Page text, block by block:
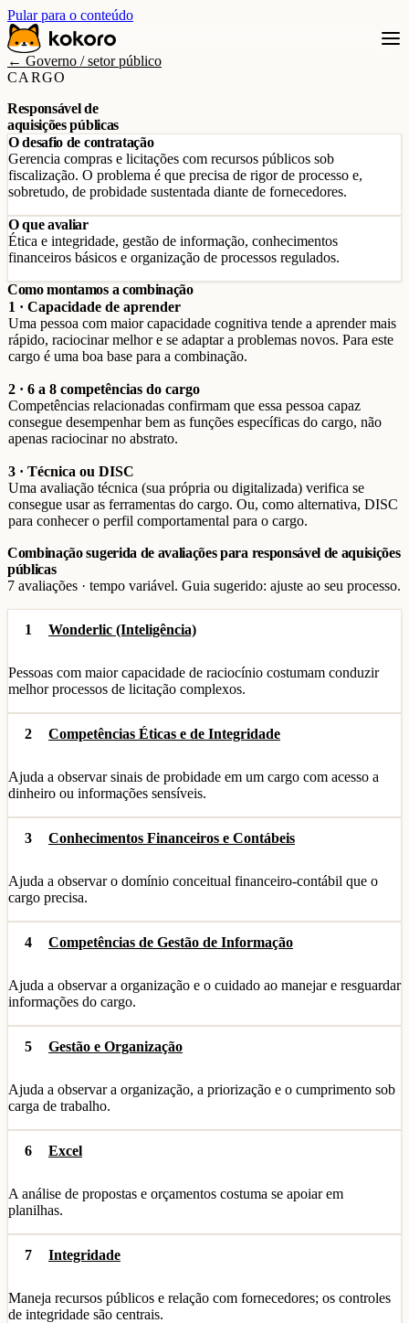
Pular para o conteúdo
← Governo / setor público
CARGO
Responsável de
aquisições públicas
O desafio de contratação
Gerencia compras e licitações com recursos públicos sob
fiscalização. O problema é que precisa de rigor de processo e,
sobretudo, de probidade sustentada diante de fornecedores.
O que avaliar
Ética e integridade, gestão de informação, conhecimentos
financeiros básicos e organização de processos regulados.
Como montamos a combinação
1 · Capacidade de aprender
Uma pessoa com maior capacidade cognitiva tende a aprender mais
rápido, raciocinar melhor e se adaptar a problemas novos. Para este
cargo é uma boa base para a combinação.
2 · 6 a 8 competências do cargo
Competências relacionadas confirmam que essa pessoa capaz
consegue desempenhar bem as funções específicas do cargo, não
apenas raciocinar no abstrato.
3 · Técnica ou DISC
Uma avaliação técnica (sua própria ou digitalizada) verifica se
consegue usar as ferramentas do cargo. Ou, como alternativa, DISC
para conhecer o perfil comportamental para o cargo.
Combinação sugerida de avaliações para responsável de aquisições
públicas
7 avaliações · tempo variável. Guia sugerido: ajuste ao seu processo.
1 Wonderlic (Inteligência)
Pessoas com maior capacidade de raciocínio costumam conduzir
melhor processos de licitação complexos.
2 Competências Éticas e de Integridade
Ajuda a observar sinais de probidade em um cargo com acesso a
dinheiro ou informações sensíveis.
3 Conhecimentos Financeiros e Contábeis
Ajuda a observar o domínio conceitual financeiro-contábil que o
cargo precisa.
4 Competências de Gestão de Informação
Ajuda a observar a organização e o cuidado ao manejar e resguardar
informações do cargo.
5 Gestão e Organização
Ajuda a observar a organização, a priorização e o cumprimento sob
carga de trabalho.
6 Excel
A análise de propostas e orçamentos costuma se apoiar em
planilhas.
7 Integridade
Maneja recursos públicos e relação com fornecedores; os controles
de integridade são centrais.